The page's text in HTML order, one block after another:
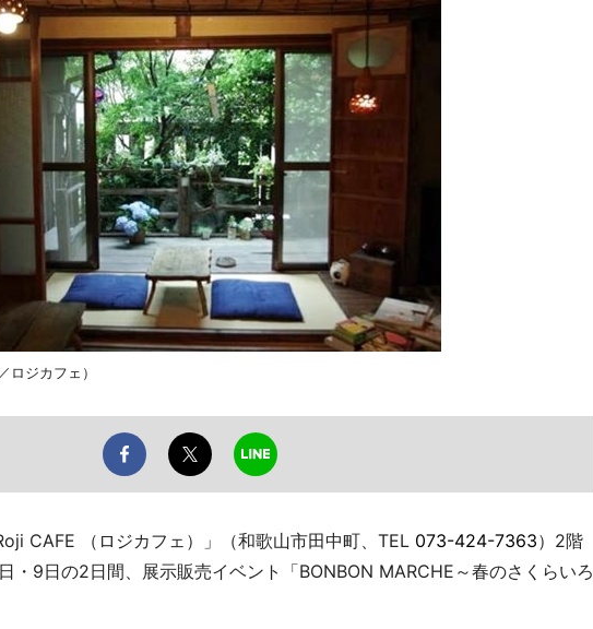
ロジカフェ）
CAFE （ロジカフェ）」（和歌山市田中町、TEL 073-424-7363）2階
・9日の2日間、展示販売イベント「BONBON MARCHE～春のさくらいろ